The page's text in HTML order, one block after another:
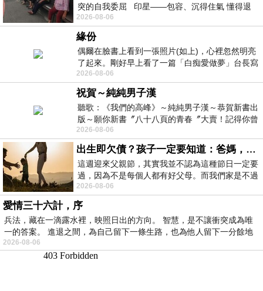
突的自我委屈 印星——包容、沉得住氣 懂得退
一步觀察，不會
2026-08-06
緣份
偶爾在臉書上看到一張照片(如上)，心裡忽然明亮
了起來。剛好早上看了一篇「白痴愛做夢」台長寫
的貼文，在回顧年輕時瘋狂愛上
2026-08-06
祝賀～純純男子漢
聽歌：《我們的高峰》～純純男子漢～恭賀新書出
版～願你新書〞八十八頁的青春〞大賣！記得你曾
經在我的版留言…「好讚的圖^^感覺大家
2026-08-06
出生即欠債？孩子一定要知道：爸媽，其實我不欠你們
這週迎來父親節，其實我並不認為這種節日一定要
過，因為不是每個人都有好父母。而我們家是不過
節的，平時也沒什麼儀式感，生活趨近冷
2026-08-06
愛情三十六計，序
兵法，藏在一滴露水裡，映照日出的方向。 智慧，是不讓衝突成為唯
一的答案。 進退之間，為自己留下一條生路，也為他人留下一分餘地
2026-08-06